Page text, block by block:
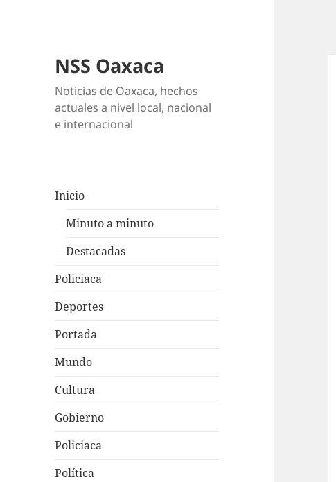
NSS Oaxaca
Noticias de Oaxaca, hechos
actuales a nivel local, nacional
e internacional
Inicio
Minuto a minuto
Destacadas
Policiaca
Deportes
Portada
Mundo
Cultura
Gobierno
Policiaca
Política